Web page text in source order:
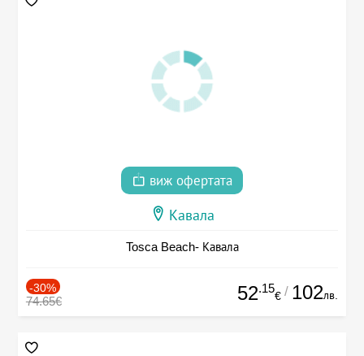
виж офертата
Кавала
Tosca Beach- Кавала
-30%
74.65€ 52.15
€ / 102лв.